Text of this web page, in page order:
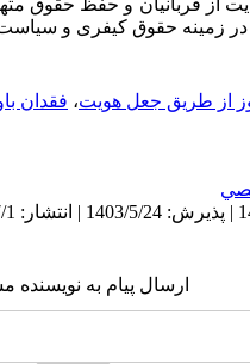
از قربانیان و حفظ حقوق
در زمینه حقوق کیفری و
از طریق جعل هویت، فقدان
ارسال پیام به نویسنده